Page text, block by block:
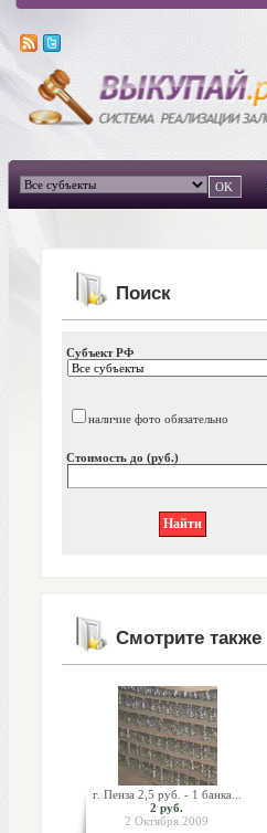
Поиск
Субъект РФ
наличие фото обязательно
Стоимость до (руб.)
Смотрите также
г. Пенза 2,5 руб. - 1 банка...
2 руб.
2 Октября 2009